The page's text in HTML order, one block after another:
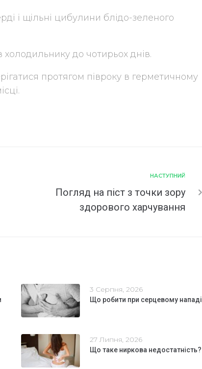
і щільні цибулини блідо-зеленого
до чотирьох днів.
протягом півроку в герметичному
НАСТУПНИЙ
Погляд на піст з точки зору
здорового харчування
3 Серпня, 2026
Що робити при серцевому нападі
27 Липня, 2026
Що таке ниркова недостатність?